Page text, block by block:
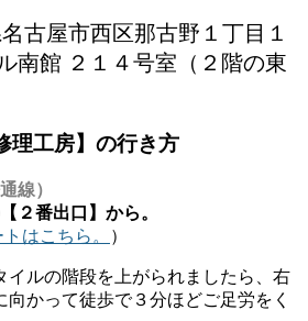
古屋市西区那古野１丁目１
南館 ２１４号室（２階の東
理工房】の行き方
線）
２番出口】から。
はこちら。 ）
イルの階段を上がられましたら、右
向かって徒歩で３分ほどご足労をく